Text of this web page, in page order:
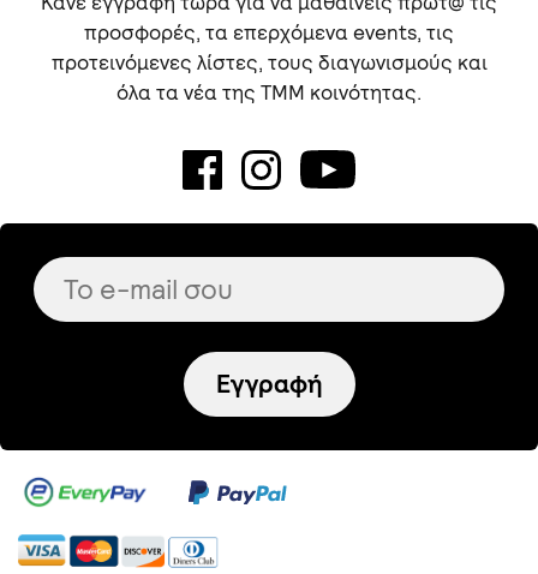
προσφορές, τα επερχόμενα events, τις
προτεινόμενες λίστες, τους διαγωνισμούς και
όλα τα νέα της TMM κοινότητας.
Εγγραφή